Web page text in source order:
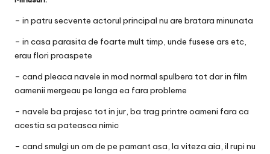
– in patru secvente actorul principal nu are bratara minunata
– in casa parasita de foarte mult timp, unde fusese ars etc,
erau flori proaspete
– cand pleaca navele in mod normal spulbera tot dar in film
oamenii mergeau pe langa ea fara probleme
– navele ba prajesc tot in jur, ba trag printre oameni fara ca
acestia sa pateasca nimic
– cand smulgi un om de pe pamant asa, la viteza aia, il rupi nu